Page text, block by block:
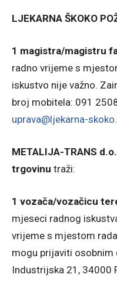
LJEKARNA ŠKOKO
1 magistra/magistru
radno vrijeme s
iskustvo nije važno.
broj mobitela: 091
uprava@ljekarna-
METALIJA-TRANS
trgovinu traži:
1 vozača/vozačicu
mjeseci radnog
vrijeme s mjestom
mogu prijaviti osobnim
Industrijska 21, 34000